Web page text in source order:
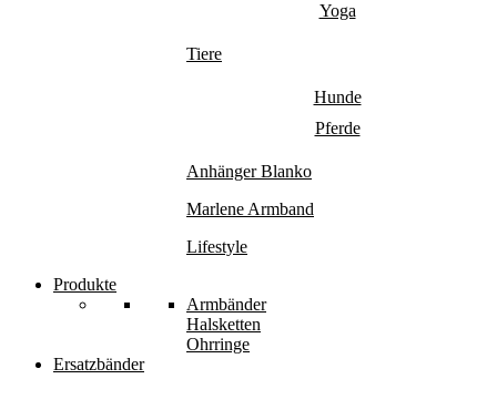
Yoga
Tiere
Hunde
Pferde
Anhänger Blanko
Marlene Armband
Lifestyle
Produkte
Armbänder
Halsketten
Ohrringe
Ersatzbänder